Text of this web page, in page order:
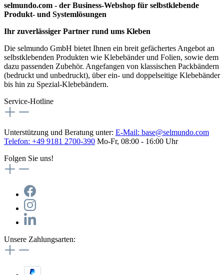
selmundo.com - der Business-Webshop für selbstklebende
Produkt- und Systemlösungen
Ihr zuverlässiger Partner rund ums Kleben
Die selmundo GmbH bietet Ihnen ein breit gefächertes Angebot an
selbstklebenden Produkten wie Klebebänder und Folien, sowie dem
dazu passenden Zubehör. Angefangen von klassischen Packbändern
(bedruckt und unbedruckt), über ein- und doppelseitige Klebebänder
bis hin zu Spezial-Klebebändern.
Service-Hotline
Unterstützung und Beratung unter: E-Mail: base@selmundo.com
Telefon: +49 9181 2700-390 Mo-Fr, 08:00 - 16:00 Uhr
Folgen Sie uns!
Unsere Zahlungsarten: